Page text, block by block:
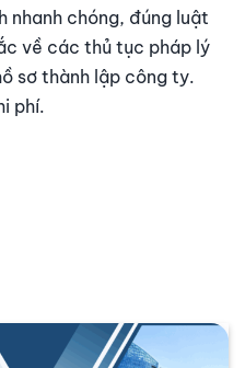
nhanh chóng, đúng luật
về các thủ tục pháp lý
sơ thành lập công ty.
phí.